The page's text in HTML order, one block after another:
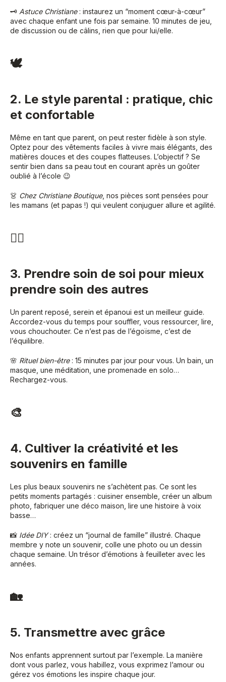
🗝 Astuce Christiane: instaurez un “moment cœur-à-cœur”
avec chaque enfant une fois par semaine. 10 minutes de jeu,
de discussion ou de câlins, rien que pour lui/elle.
🕊
2. Le style parental : pratique, chic
et confortable
Même en tant que parent, on peut rester fidèle à son style.
Optez pour des vêtements faciles à vivre mais élégants, des
matières douces et des coupes flatteuses. L’objectif ? Se
sentir bien dans sa peau tout en courant après un goûter
oublié à l’école 😉
👗 Chez Christiane Boutique, nos pièces sont pensées pour
les mamans (et papas !) qui veulent conjuguer allure et agilité.
🧘‍♀️
3. Prendre soin de soi pour mieux
prendre soin des autres
Un parent reposé, serein et épanoui est un meilleur guide.
Accordez-vous du temps pour souffler, vous ressourcer, lire,
vous chouchouter. Ce n’est pas de l’égoïsme, c’est de
l’équilibre.
🌸 Rituel bien-être: 15 minutes par jour pour vous. Un bain, un
masque, une méditation, une promenade en solo…
Rechargez-vous.
🎨
4. Cultiver la créativité et les
souvenirs en famille
Les plus beaux souvenirs ne s’achètent pas. Ce sont les
petits moments partagés : cuisiner ensemble, créer un album
photo, fabriquer une déco maison, lire une histoire à voix
basse…
📸 Idée DIY: créez un “journal de famille” illustré. Chaque
membre y note un souvenir, colle une photo ou un dessin
chaque semaine. Un trésor d’émotions à feuilleter avec les
années.
🏡
5. Transmettre avec grâce
Nos enfants apprennent surtout par l’exemple. La manière
dont vous parlez, vous habillez, vous exprimez l’amour ou
gérez vos émotions les inspire chaque jour.